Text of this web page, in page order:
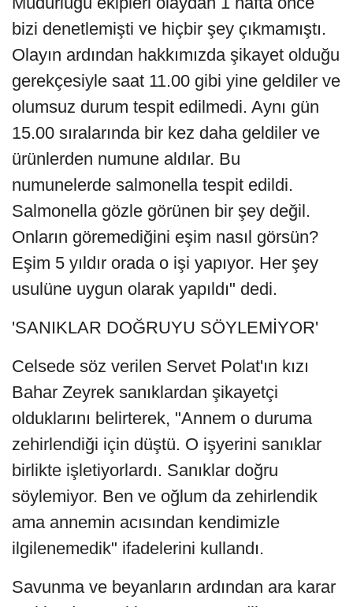
bizi denetlemişti ve hiçbir şey çıkmamıştı.
Olayın ardından hakkımızda şikayet olduğu
gerekçesiyle saat 11.00 gibi yine geldiler ve
olumsuz durum tespit edilmedi. Aynı gün
15.00 sıralarında bir kez daha geldiler ve
ürünlerden numune aldılar. Bu
numunelerde salmonella tespit edildi.
Salmonella gözle görünen bir şey değil.
Onların göremediğini eşim nasıl görsün?
Eşim 5 yıldır orada o işi yapıyor. Her şey
usulüne uygun olarak yapıldı" dedi.
'SANIKLAR DOĞRUYU SÖYLEMİYOR'
Celsede söz verilen Servet Polat'ın kızı
Bahar Zeyrek sanıklardan şikayetçi
olduklarını belirterek, "Annem o duruma
zehirlendiği için düştü. O işyerini sanıklar
birlikte işletiyorlardı. Sanıklar doğru
söylemiyor. Ben ve oğlum da zehirlendik
ama annemin acısından kendimizle
ilgilenemedik" ifadelerini kullandı.
Savunma ve beyanların ardından ara karar